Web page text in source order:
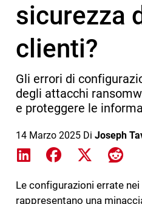
sicurezza
clienti?
Gli errori di
degli attacchi
e proteggere le
14 Marzo 2025 Di Joseph
Share on LinkedIn
Share on Facebook
Share on X
Le configurazioni errate
rappresentano una